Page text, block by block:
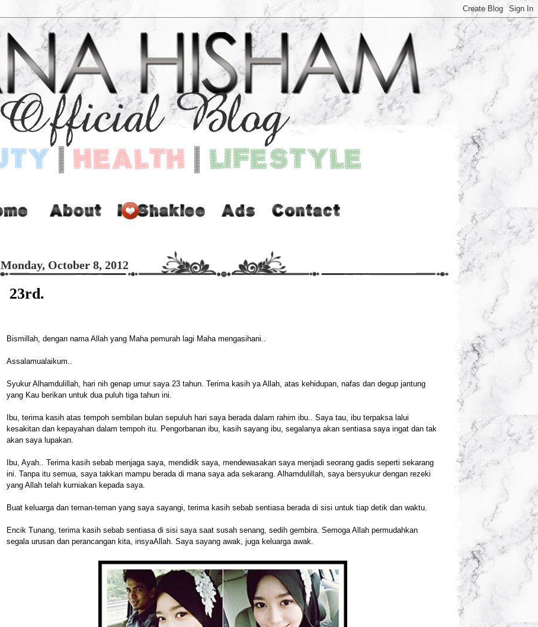
Monday, October 8, 2012
23rd.
Bismillah, dengan nama Allah yang Maha pemurah lagi Maha mengasihani..
Assalamualaikum..
Syukur Alhamdulillah, hari nih genap umur saya 23 tahun. Terima kasih ya Allah, atas kehidupan, nafas dan degup jantung
yang Kau berikan untuk dua puluh tiga tahun ini.
Ibu, terima kasih atas tempoh sembilan bulan sepuluh hari saya berada dalam rahim ibu.. Saya tau, ibu terpaksa lalui
kesakitan dan kepayahan dalam tempoh itu. Pengorbanan ibu, kasih sayang ibu, segalanya akan sentiasa saya ingat dan tak
akan saya lupakan.
Ibu, Ayah.. Terima kasih sebab menjaga saya, mendidik saya, mendewasakan saya menjadi seorang gadis seperti sekarang
ini. Tanpa itu semua, saya takkan mampu berada di mana saya ada sekarang. Alhamdulillah, saya bersyukur dengan rezeki
yang Allah telah kurniakan kepada saya.
Buat keluarga dan teman-teman yang saya sayangi, terima kasih sebab sentiasa berada di sisi untuk tiap detik dan waktu.
Encik Tunang, terima kasih sebab sentiasa di sisi saya saat susah senang, sedih gembira. Semoga Allah permudahkan
segala urusan dan perancangan kita, insyaAllah. Saya sayang awak, juga keluarga awak.